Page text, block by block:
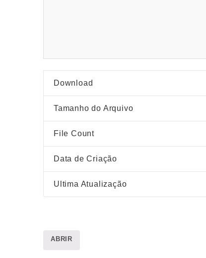
Download
Tamanho do Arquivo
File Count
Data de Criação
Ultima Atualização
ABRIR